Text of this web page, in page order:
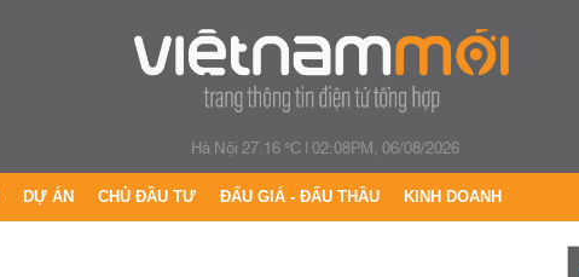
Hà Nội 27.16 °C|02:08PM, 06/08/2026
DỰ ÁN CHỦ ĐẦU TƯ ĐẤU GIÁ - ĐẤU THẦU KINH DOANH